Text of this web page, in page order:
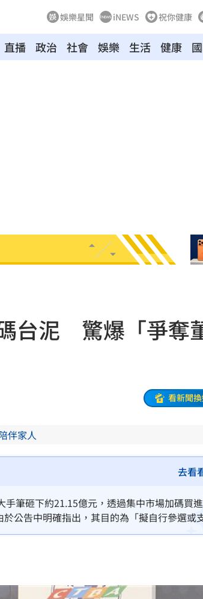
娛樂星聞 iNEWS 祝你健康
直播 政治 社會 娛樂 生活 健康
台泥 驚爆「爭奪
看新聞
伴家人
去看
筆砸下約21.15億元，透過集中市場加碼買
公告中明確指出，其目的為「擬自行參選或
前卡位台泥未來董事改選。